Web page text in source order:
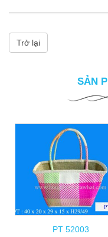
Trở lại
SẢN
PT 52003